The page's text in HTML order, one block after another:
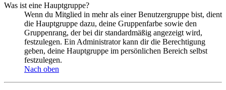
Was ist eine Hauptgruppe?
Wenn du Mitglied in mehr als einer Benutzergruppe bist, dient
die Hauptgruppe dazu, deine Gruppenfarbe sowie den
Gruppenrang, der bei dir standardmäßig angezeigt wird,
festzulegen. Ein Administrator kann dir die Berechtigung
geben, deine Hauptgruppe im persönlichen Bereich selbst
festzulegen.
Nach oben